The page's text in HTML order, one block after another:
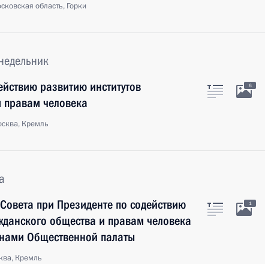
область, Горки
развитию институтов
правам человека
Кремль
6
при Президенте по содействию
общества и правам человека
Общественной палаты
Кремль
1